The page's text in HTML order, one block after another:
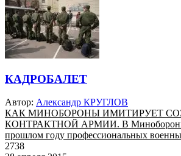
КАДРОБАЛЕТ
Автор: Александр КРУГЛОВ
КАК МИНОБОРОНЫ ИМИТИРУЕТ
КОНТРАКТНОЙ АРМИИ. В Минобороны
прошлом году профессиональных
2738